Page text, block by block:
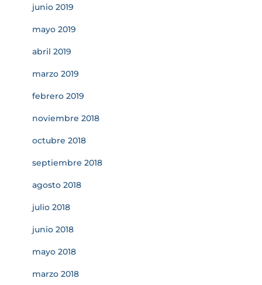
junio 2019
mayo 2019
abril 2019
marzo 2019
febrero 2019
noviembre 2018
octubre 2018
septiembre 2018
agosto 2018
julio 2018
junio 2018
mayo 2018
marzo 2018